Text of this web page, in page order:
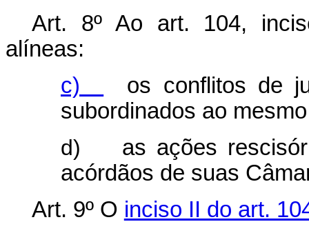
Art. 8º Ao art. 104,
alíneas:
c)
os conflitos de
subordinados ao
d) as ações
acórdãos de suas
Art. 9º O inciso II do art.